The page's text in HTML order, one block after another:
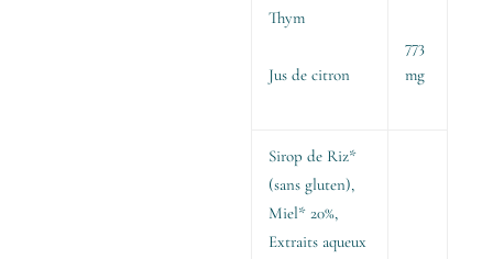
Thym
Jus de citron
773
mg
Sirop de Riz*
(sans gluten),
Miel* 20%,
Extraits aqueux